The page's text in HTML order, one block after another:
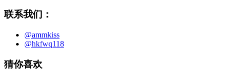
联系我们：
@ammkiss
@hkfwq118
猜你喜欢